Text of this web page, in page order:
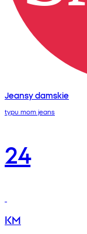
Jeansy damskie
typu mom jeans
24
KM